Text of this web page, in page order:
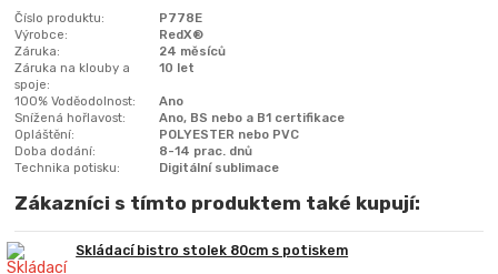
Číslo produktu:
P778E
Výrobce:
RedX®
Záruka:
24 měsíců
Záruka na klouby a
spoje:
10 let
100% Voděodolnost:
Ano
Snížená hořlavost:
Ano, BS nebo a B1 certifikace
Opláštění:
POLYESTER nebo PVC
Doba dodání:
8-14 prac. dnů
Technika potisku:
Digitální sublimace
Zákazníci s tímto produktem také kupují:
Skládací bistro stolek 80cm s potiskem